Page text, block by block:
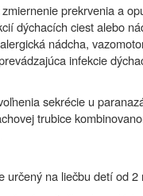
prekrvenia a
dýchacích ciest alebo
nádcha,
infekcie
sekrécie u
trubice
určený na liečbu detí od 2